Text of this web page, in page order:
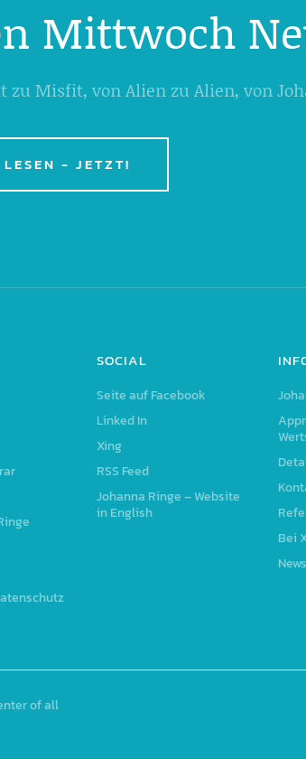
Mittwoch
zu Misfit, von Alien zu Alien, von
- JETZT!
SOCIAL
Seite auf Facebook
Linked In
Xing
RSS Feed
Johanna Ringe – Website
in English
Bei
of all